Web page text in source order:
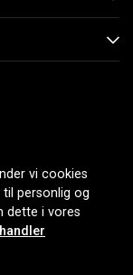
vi cookies
personlig og
dette i vores